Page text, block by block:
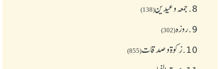
8. جمعہ وعیدین(138)
9. روزہ(302)
10. زکوة و صدقات(855)